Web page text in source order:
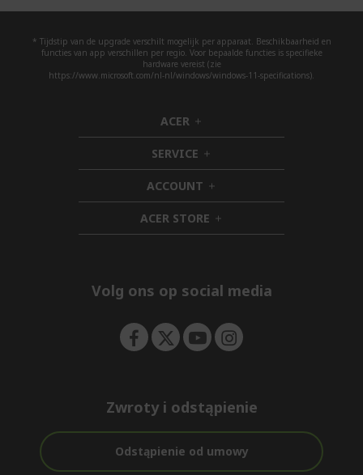
* Tijdstip van de upgrade verschilt mogelijk per apparaat. Beschikbaarheid en
functies van app verschillen per regio. Voor bepaalde functies is specifieke
hardware vereist (zie
https://www.microsoft.com/nl-nl/windows/windows-11-specifications).
ACER h
i
d
d
e
n
SERVICE h
i
d
d
e
n
ACCOUNT h
i
d
d
ACER STORE h
i
e
Volg ons op social media
Zwroty i odstąpienie
Odstąpienie od umowy